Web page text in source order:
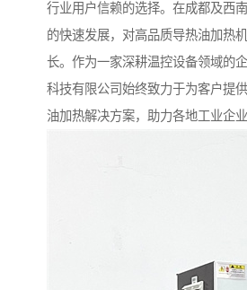
行业用户信赖的选择。在成都及西
的快速发展，对高品质导热油加热
长。作为一家深耕温控设备领域的
科技有限公司始终致力于为客户提
油加热解决方案，助力各地工业企业